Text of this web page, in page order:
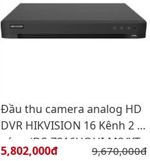
Đầu thu camera analog HD
DVR HIKVISION 16 Kênh 2 Ổ
cứng iDS-7216HQHI-M2/XT
Giá bán:
5,802,000đ Giá gốc:
9,670,000đ